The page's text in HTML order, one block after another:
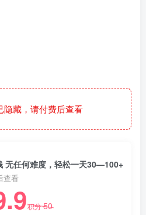
藏，请付费后查看
无任何难度，轻松一天30—100+
查看
积分50